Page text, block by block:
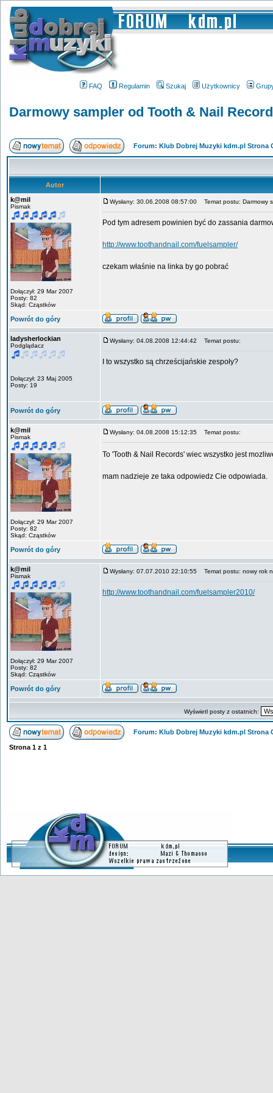
FAQ Regulamin Szukaj Użytkownicy
Darmowy sampler od Tooth & Nail
Forum: Klub Dobrej Muzyki kdm.pl Strona
Autor
k@mil
Pismak
Dołączył: 29 Mar 2007
Posty: 82
Skąd: Cząstków
Wysłany: 30.06.2008 08:57:00 Temat postu: Darmowy
Pod tym adresem powinien być do zassania
http://www.toothandnail.com/fuelsampler/
czekam właśnie na linka by go pobrać
Powrót do góry
ladysherlockian
Podglądacz
Dołączył: 23 Maj 2005
Posty: 19
Wysłany: 04.08.2008 12:44:42 Temat postu:
I to wszystko są chrześcijańskie zespoły?
Powrót do góry
k@mil
Pismak
Dołączył: 29 Mar 2007
Posty: 82
Skąd: Cząstków
Wysłany: 04.08.2008 15:12:35 Temat postu:
To 'Tooth & Nail Records' wiec wszystko jest
mam nadzieje ze taka odpowiedz Cie odpowiada.
Powrót do góry
k@mil
Pismak
Dołączył: 29 Mar 2007
Posty: 82
Skąd: Cząstków
Wysłany: 07.07.2010 22:10:55 Temat postu: nowy rok
http://www.toothandnail.com/fuelsampler2010/
Powrót do góry
Wyświetl posty z ostatnich:
Forum: Klub Dobrej Muzyki kdm.pl Strona
Strona 1 z 1